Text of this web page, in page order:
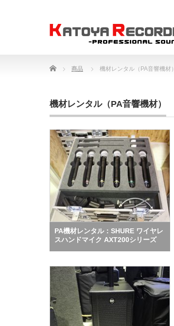
Home 商品 機材レンタル（PA音響機材）
機材レンタル（PA音響機材）
PA機材レンタル：SHURE ワイヤレ
スハンドマイク AXT200シリーズ